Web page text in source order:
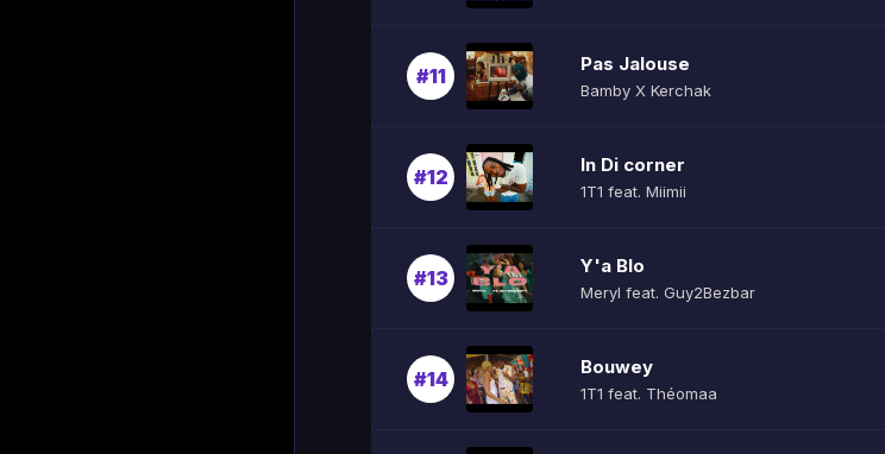
#11
Pas Jalouse
Bamby X Kerchak
#12
In Di corner
1T1 feat. Miimii
#13
Y'a Blo
Meryl feat. Guy2Bezbar
#14
Bouwey
1T1 feat. Théomaa